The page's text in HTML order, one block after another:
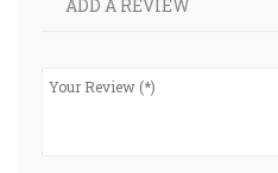
ADD A REVIEW